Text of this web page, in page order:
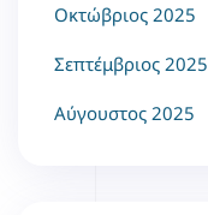
Οκτώβριος 2025
Σεπτέμβριος 2025
Αύγουστος 2025